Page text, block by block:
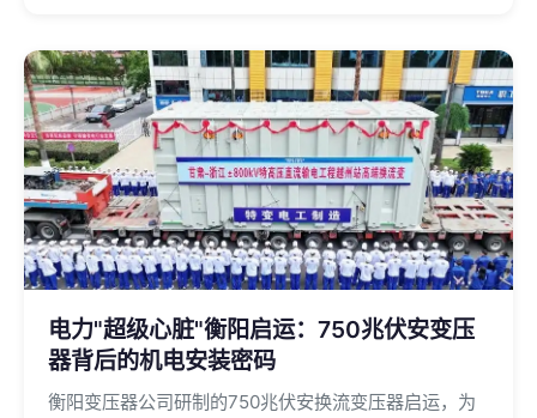
电力"超级心脏"衡阳启运：750兆伏安变压
器背后的机电安装密码
衡阳变压器公司研制的750兆伏安换流变压器启运，为